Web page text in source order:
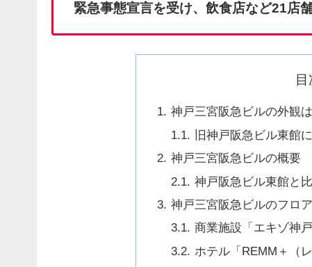
緊急事態宣言を受け、飲食店など21店
目
神戸三宮阪急ビルの外観
旧神戸阪急ビル東館
神戸三宮阪急ビルの概要
神戸阪急ビル東館と
神戸三宮阪急ビルのフロ
商業施設「エキゾ神
ホテル「REMM＋（